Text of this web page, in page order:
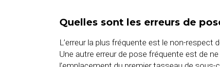
Quelles sont les erreurs de
L’erreur la plus fréquente est le non-
Une autre erreur de pose fréquente est de